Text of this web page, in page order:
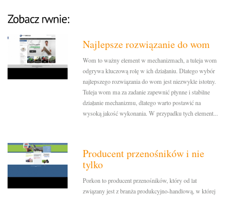
Najlepsze rozwiązanie do wom
Wom to ważny element w mechanizmach, a tuleja wom
odgrywa kluczową rolę w ich działaniu. Dlatego wybór
najlepszego rozwiązania do wom jest niezwykle istotny.
Tuleja wom ma za zadanie zapewnić płynne i stabilne
działanie mechanizmu, dlatego warto postawić na
wysoką jakość wykonania. W przypadku tych element...
Producent przenośników i nie
tylko
Porkon to producent przenośników, który od lat
związany jest z branża produkcyjno-handlową, w której